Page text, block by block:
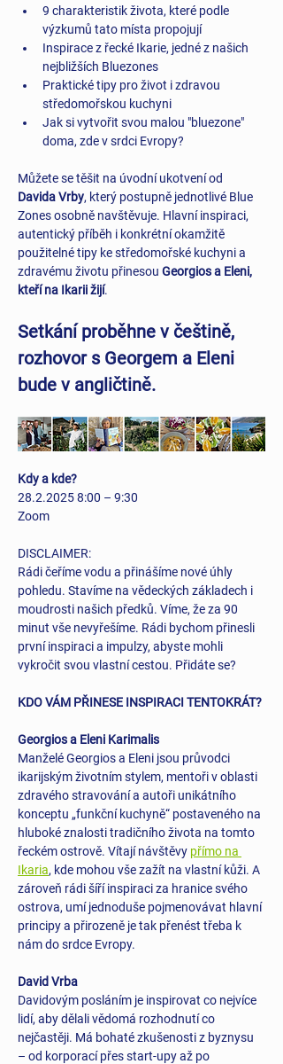
9 charakteristik života, které podle
výzkumů tato místa propojují
Inspirace z řecké Ikarie, jedné z našich
nejbližších Bluezones
Praktické tipy pro život i zdravou
středomořskou kuchyni
Jak si vytvořit svou malou "bluezone"
doma, zde v srdci Evropy?
Můžete se těšit na úvodní ukotvení od
Davida Vrby, který postupně jednotlivé Blue
Zones osobně navštěvuje. Hlavní inspiraci,
autentický příběh i konkrétní okamžitě
použitelné tipy ke středomořské kuchyni a
zdravému životu přinesou Georgios a Eleni,
kteří na Ikarii žijí.
Setkání proběhne v češtině,
rozhovor s Georgem a Eleni
bude v angličtině.
Kdy a kde?
28.2.2025 8:00 – 9:30
Zoom
DISCLAIMER:
Rádi čeříme vodu a přinášíme nové úhly
pohledu. Stavíme na vědeckých základech i
moudrosti našich předků. Víme, že za 90
minut vše nevyřešíme. Rádi bychom přinesli
první inspiraci a impulzy, abyste mohli
vykročit svou vlastní cestou. Přidáte se?
KDO VÁM PŘINESE INSPIRACI TENTOKRÁT?
Georgios a Eleni Karimalis
Manželé Georgios a Eleni jsou průvodci
ikarijským životním stylem, mentoři v oblasti
zdravého stravování a autoři unikátního
konceptu „funkční kuchyně“ postaveného na
hluboké znalosti tradičního života na tomto
řeckém ostrově. Vítají návštěvy přímo na
Ikaria, kde mohou vše zažít na vlastní kůži. A
zároveň rádi šíří inspiraci za hranice svého
ostrova, umí jednoduše pojmenovávat hlavní
principy a přirozeně je tak přenést třeba k
nám do srdce Evropy.
David Vrba
Davidovým posláním je inspirovat co nejvíce
lidí, aby dělali vědomá rozhodnutí co
nejčastěji. Má bohaté zkušenosti z byznysu
– od korporací přes start-upy až po